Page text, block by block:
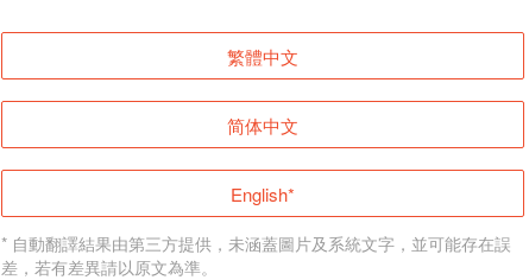
登入
返回首頁
繁體中文
简体中文
English*
* 自動翻譯結果由第三方提供，未涵蓋圖片及系統文字，並可能存在誤
差，若有差異請以原文為準。